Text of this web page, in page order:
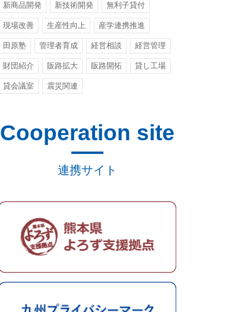
新商品開発 新技術開発 無利子貸付
現場改善 生産性向上 産学連携推進
田原塾 管理者育成 経営相談 経営管理
財団紹介 販路拡大 販路開拓 貸し工場
貸会議室 震災関連
Cooperation site
連携サイト